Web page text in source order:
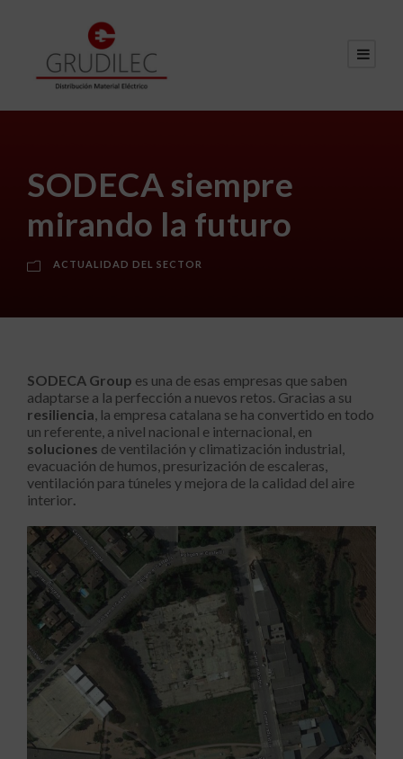
SODECA siempre
mirando la futuro
ACTUALIDAD DEL SECTOR
SODECA Group es una de esas empresas que saben
adaptarse a la perfección a nuevos retos. Gracias a su
resiliencia, la empresa catalana se ha convertido en todo
un referente, a nivel nacional e internacional, en
soluciones de ventilación y climatización industrial,
evacuación de humos, presurización de escaleras,
ventilación para túneles y mejora de la calidad del aire
interior.